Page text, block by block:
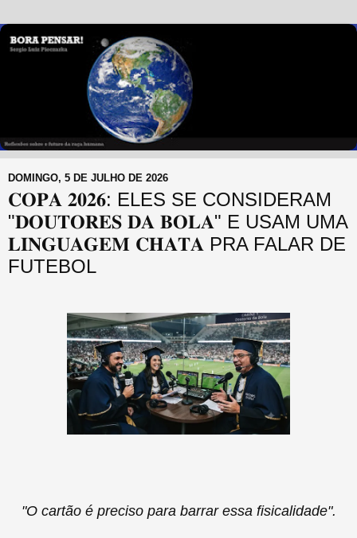
DOMINGO, 5 DE JULHO DE 2026
𝐂𝐎𝐏𝐀 𝟐𝟎𝟐𝟔: ELES SE CONSIDERAM
"𝐃𝐎𝐔𝐓𝐎𝐑𝐄𝐒 𝐃𝐀 𝐁𝐎𝐋𝐀" E USAM UMA
𝐋𝐈𝐍𝐆𝐔𝐀𝐆𝐄𝐌 𝐂𝐇𝐀𝐓𝐀 PRA FALAR DE
FUTEBOL
"O cartão é preciso para barrar essa fisicalidade".